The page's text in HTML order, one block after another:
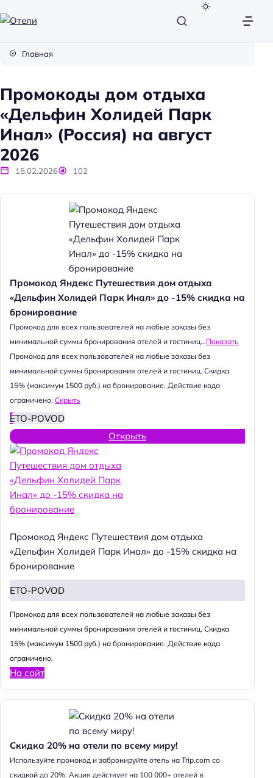
и
Главная
Промокоды дом отдыха
«Дельфин Холидей Парк
Инал» (Россия) на август
2026
15.02.2026 102
Промокод Яндекс Путешествия дом отдыха
«Дельфин Холидей Парк Инал» до -15% скидка на
бронирование
Промокод для всех пользователей на любые заказы без
минимальной суммы бронирования отелей и гостиниц...Показать
Промокод для всех пользователей на любые заказы без
минимальной суммы бронирования отелей и гостиниц. Скидка
15% (максимум 1500 руб.) на бронирование. Действие кода
ограничено. Скрыть
ETO-POVOD
Открыть
Промокод Яндекс Путешествия дом отдыха
«Дельфин Холидей Парк Инал» до -15% скидка на
бронирование
ETO-POVOD
Промокод для всех пользователей на любые заказы без
минимальной суммы бронирования отелей и гостиниц. Скидка
15% (максимум 1500 руб.) на бронирование. Действие кода
ограничено.
На сайт
Скидка 20% на отели по всему миру!
Используйте промокод и забронируйте отель на Trip.com со
скидкой до 20%. Акция действует на 100 000+ отелей в